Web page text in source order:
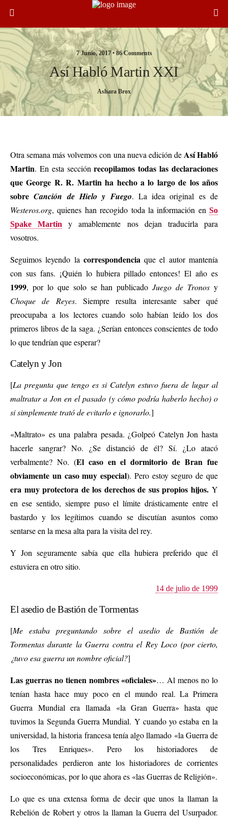
7 Junio, 2017 •86 Comments
Así Habló Martin XXI
Ashara Brox
Otra semana más volvemos con una nueva edición deAsí Habló
Martin. En esta secciónrecopilamos todas las declaraciones
que George R. R. Martin ha hecho a lo largo de los años
sobreCanción de Hielo y Fuego. La idea original es de
Westeros.org, quienes han recogido toda la información en So
Spake Martin
y amablemente nos dejan traducirla para
vosotros.
Seguimos leyendo la correspondencia que el autor mantenía
con sus fans. ¡Quién lo hubiera pillado entonces! El año es
1999, por lo que solo se han publicadoJuego de Tronos y
Choque de Reyes. Siempre resulta interesante saber qué
preocupaba a los lectores cuando solo habían leído los dos
primeros libros de la saga. ¿Serían entonces conscientes de todo
lo que tendrían que esperar?
Catelyn y Jon
[La pregunta que tengo es si Catelyn estuvo fuera de lugar al
maltratar a Jon en el pasado (y cómo podría haberlo hecho) o
si simplemente trató de evitarlo e ignorarlo.]
«Maltrato» es una palabra pesada. ¿Golpeó Catelyn Jon hasta
hacerle sangrar? No. ¿Se distanció de él? Sí. ¿Lo atacó
verbalmente? No. (El caso en el dormitorio de Bran fue
obviamente un caso muy especial). Pero estoy seguro de que
era muy protectora de los derechos de sus propios hijos.Y
en ese sentido, siempre puso el límite drásticamente entre el
bastardo y los legítimos cuando se discutían asuntos como
sentarse en la mesa alta para la visita del rey.
Y Jon seguramente sabía que ella hubiera preferido que él
estuviera en otro sitio.
14 de julio de 1999
El asedio de Bastión de Tormentas
[Me estaba preguntando sobre el asedio de Bastión de
Tormentas durante la Guerra contra el Rey Loco (por cierto,
¿tuvo esa guerra un nombre oficial?]
Las guerras no tienen nombres «oficiales»… Al menos no lo
tenían hasta hace muy poco en el mundo real. La Primera
Guerra Mundial era llamada «la Gran Guerra» hasta que
tuvimos la Segunda Guerra Mundial. Y cuando yo estaba en la
universidad, la historia francesa tenía algo llamado «la Guerra de
los Tres Enriques». Pero los historiadores de
personalidades perdieron ante los historiadores de corrientes
socioeconómicas, por lo que ahora es «las Guerras de Religión».
Lo que es una extensa forma de decir que unos la llaman la
Rebelión de Robert y otros la llaman la Guerra del Usurpador.